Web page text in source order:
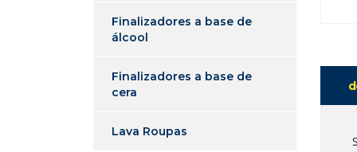
Finalizadores a base de
álcool
Finalizadores a base de
cera
Lava Roupas